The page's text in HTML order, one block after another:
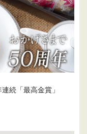
続「最高金賞」